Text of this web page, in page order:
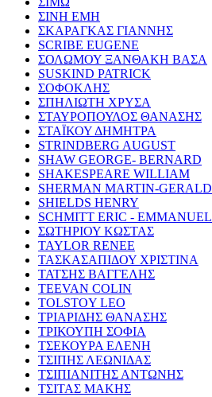
ΣΙΝΗ ΕΜΗ
ΣΚΑΡΑΓΚΑΣ ΓΙΑΝΝΗΣ
SCRIBE EUGENE
ΣΟΛΩΜΟΥ ΞΑΝΘΑΚΗ ΒΑΣΑ
SUSKIND PATRICK
ΣΟΦΟΚΛΗΣ
ΣΠΗΛΙΩΤΗ ΧΡΥΣΑ
ΣΤΑΥΡΟΠΟΥΛΟΣ ΘΑΝΑΣΗΣ
ΣΤΑΪΚΟΥ ΔΗΜΗΤΡΑ
STRINDBERG AUGUST
SHAW GEORGE- BERNARD
SHAKESPEARE WILLIAM
SHERMAN MARTIN-GERALD
SHIELDS HENRY
SCHMITT ERIC - EMMANUEL
ΣΩΤΗΡΙΟΥ ΚΩΣΤΑΣ
TAYLOR RENEE
ΤΑΣΚΑΣΑΠΙΔΟΥ ΧΡΙΣΤΙΝΑ
ΤΑΤΣΗΣ ΒΑΓΓΕΛΗΣ
TEEVAN COLIN
TOLSTOY LEO
ΤΡΙΑΡΙΔΗΣ ΘΑΝΑΣΗΣ
ΤΡΙΚΟΥΠΗ ΣΟΦΙΑ
ΤΣΕΚΟΥΡΑ ΕΛΕΝΗ
ΤΣΙΠΗΣ ΛΕΩΝΙΔΑΣ
ΤΣΙΠΙΑΝΙΤΗΣ ΑΝΤΩΝΗΣ
ΤΣΙΤΑΣ ΜΑΚΗΣ